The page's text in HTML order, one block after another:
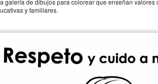
galería de dibujos para colorear que enseñan valores
y familiares.